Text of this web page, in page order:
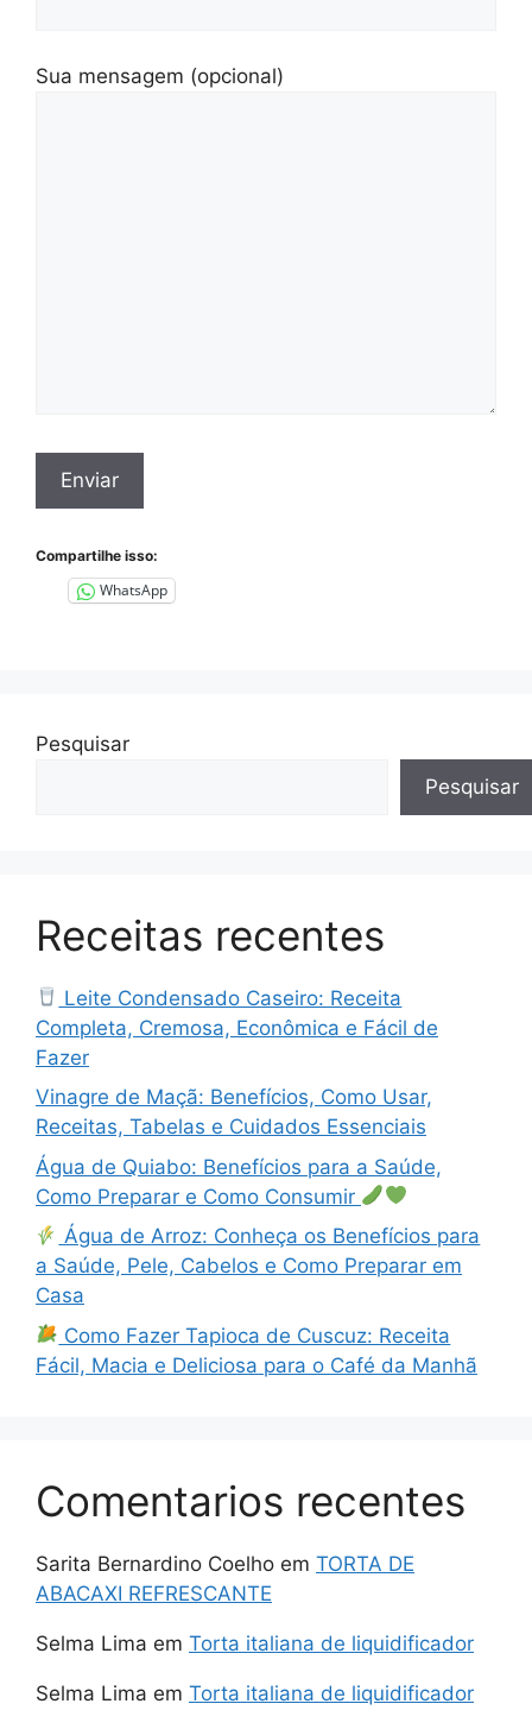
Sua mensagem (opcional)
Compartilhe isso:
WhatsApp
Pesquisar
Pesquisar
Receitas recentes
Leite Condensado Caseiro: Receita
Completa, Cremosa, Econômica e Fácil de
Fazer
Vinagre de Maçã: Benefícios, Como Usar,
Receitas, Tabelas e Cuidados Essenciais
Água de Quiabo: Benefícios para a Saúde,
Como Preparar e Como Consumir
Água de Arroz: Conheça os Benefícios para
a Saúde, Pele, Cabelos e Como Preparar em
Casa
Como Fazer Tapioca de Cuscuz: Receita
Fácil, Macia e Deliciosa para o Café da Manhã
Comentarios recentes
Sarita Bernardino Coelho em TORTA DE
ABACAXI REFRESCANTE
Selma Lima em Torta italiana de liquidificador
Selma Lima em Torta italiana de liquidificador